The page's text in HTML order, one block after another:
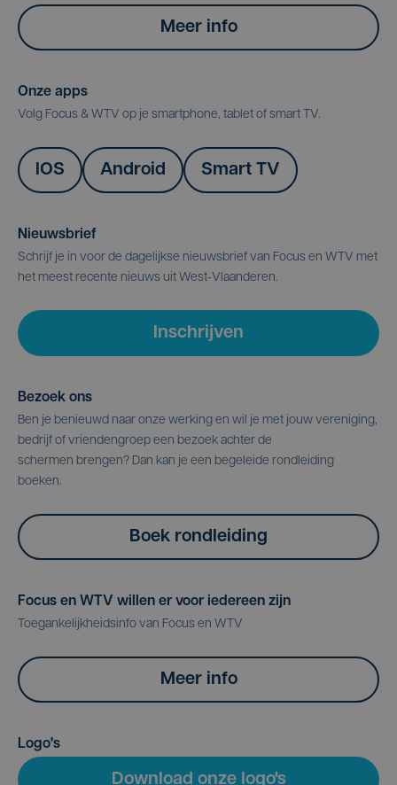
Meer info
Onze apps
Volg Focus & WTV op je smartphone, tablet of smart TV.
IOS Android Smart TV
Nieuwsbrief
Schrijf je in voor de dagelijkse nieuwsbrief van Focus en WTV met
het meest recente nieuws uit West-Vlaanderen.
Inschrijven
Bezoek ons
Ben je benieuwd naar onze werking en wil je met jouw vereniging,
bedrijf of vriendengroep een bezoek achter de
schermen brengen? Dan kan je een begeleide rondleiding
boeken.
Boek rondleiding
Focus en WTV willen er voor iedereen zijn
Toegankelijkheidsinfo van Focus en WTV
Meer info
Logo's
Download onze logo's